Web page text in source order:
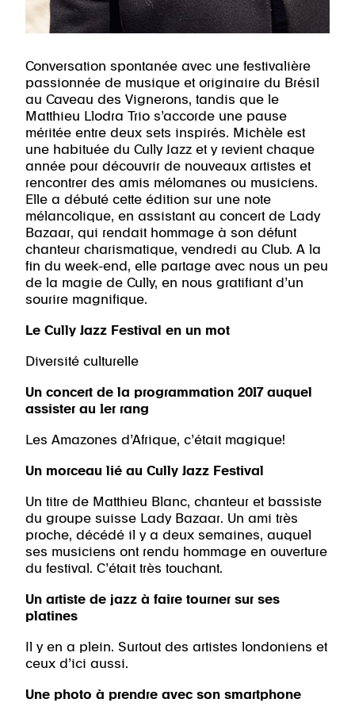
Conversation spontanée avec une festivalière
passionnée de musique et originaire du Brésil
au Caveau des Vignerons, tandis que le
Matthieu Llodra Trio s’accorde une pause
méritée entre deux sets inspirés. Michèle est
une habituée du Cully Jazz et y revient chaque
année pour découvrir de nouveaux artistes et
rencontrer des amis mélomanes ou musiciens.
Elle a débuté cette édition sur une note
mélancolique, en assistant au concert de Lady
Bazaar, qui rendait hommage à son défunt
chanteur charismatique, vendredi au Club. A la
fin du week-end, elle partage avec nous un peu
de la magie de Cully, en nous gratifiant d’un
sourire magnifique.
Le Cully Jazz Festival en un mot
Diversité culturelle
Un concert de la programmation 2017 auquel
assister au 1er rang
Les Amazones d’Afrique, c’était magique!
Un morceau lié au Cully Jazz Festival
Un titre de Matthieu Blanc, chanteur et bassiste
du groupe suisse Lady Bazaar. Un ami très
proche, décédé il y a deux semaines, auquel
ses musiciens ont rendu hommage en ouverture
du festival. C’était très touchant.
Un artiste de jazz à faire tourner sur ses
platines
Il y en a plein. Surtout des artistes londoniens et
ceux d’ici aussi.
Une photo à prendre avec son smartphone